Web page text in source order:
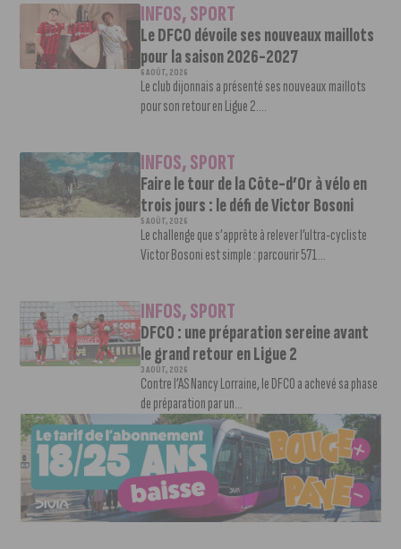
INFOS,SPORT
Le DFCO dévoile ses nouveaux maillots
pour la saison 2026-2027
6 AOÛT, 2026
Le club dijonnais a présenté ses nouveaux maillots
pour son retour en Ligue 2....
INFOS,SPORT
Faire le tour de la Côte-d’Or à vélo en
trois jours : le défi de Victor Bosoni
5 AOÛT, 2026
Le challenge que s’apprête à relever l’ultra-cycliste
Victor Bosoni est simple : parcourir 571...
INFOS,SPORT
DFCO : une préparation sereine avant
le grand retour en Ligue 2
3 AOÛT, 2026
Contre l’AS Nancy Lorraine, le DFCO a achevé sa phase
de préparation par un...